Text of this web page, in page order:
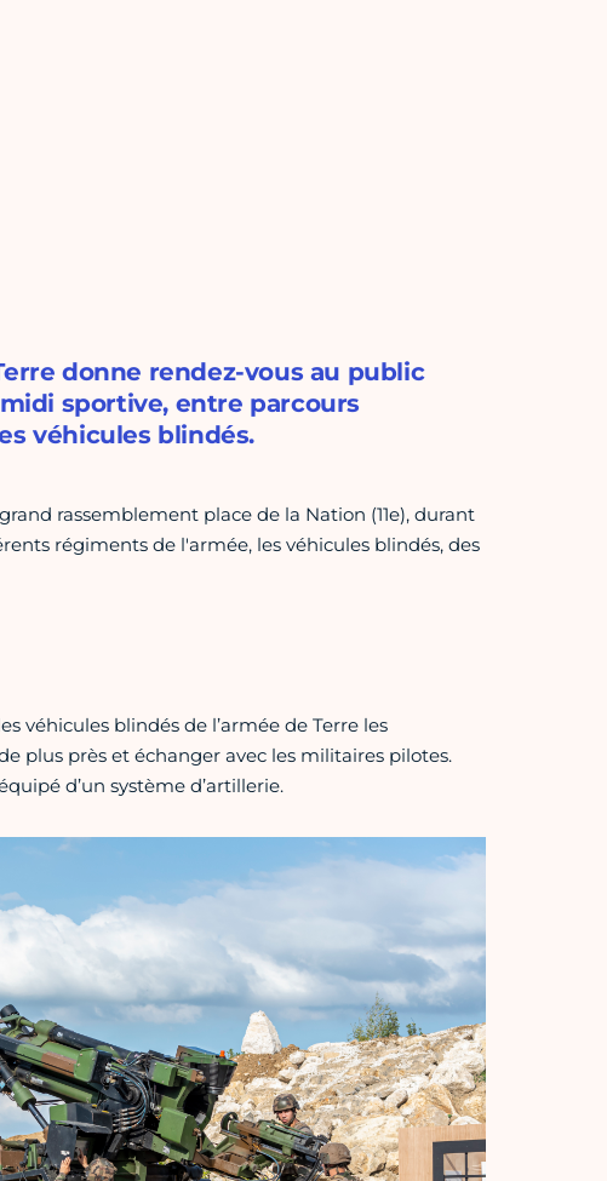
donne rendez-vous au public
sportive, entre parcours
véhicules blindés.
rassemblement place de la Nation (11e), durant
régiments de l'armée, les véhicules blindés, des
véhicules blindés de l’armée de Terre les
plus près et échanger avec les militaires pilotes.
d’un système d’artillerie.